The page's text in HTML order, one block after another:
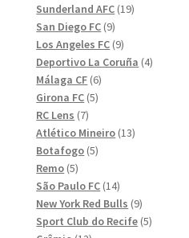
Sunderland AFC 1919
San Diego FC 99
produkter
Los Angeles FC 99
produkter
Deportivo La Coruña 44
Málaga CF 66
Girona FC 55
RC Lens 77
produkter
Atlético Mineiro 1313
Botafogo 55
Remo 55
produkter
São Paulo FC 1414
produkter
New York Red Bulls 99
produkter
Sport Club do Recife 55